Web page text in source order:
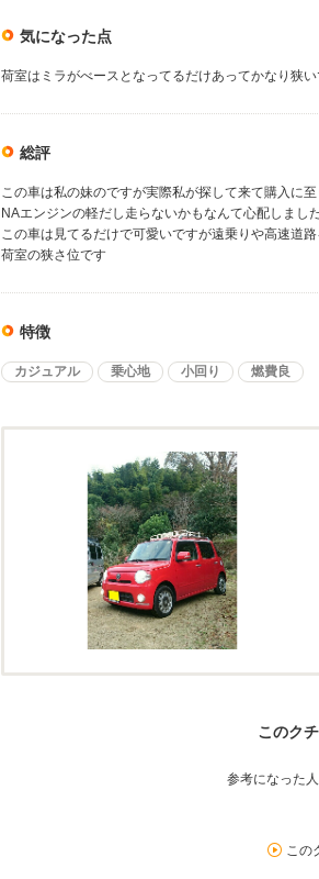
気になった点
荷室はミラがべースとなってるだけあってかなり狭
総評
この車は私の妹のですが実際私が探して来て購入に
NAエンジンの軽だし走らないかもなんて心配しまし
この車は見てるだけで可愛いですが遠乗りや高速道
荷室の狭さ位です
特徴
カジュアル 乗心地 小回り 燃費良
このク
参考になった
この